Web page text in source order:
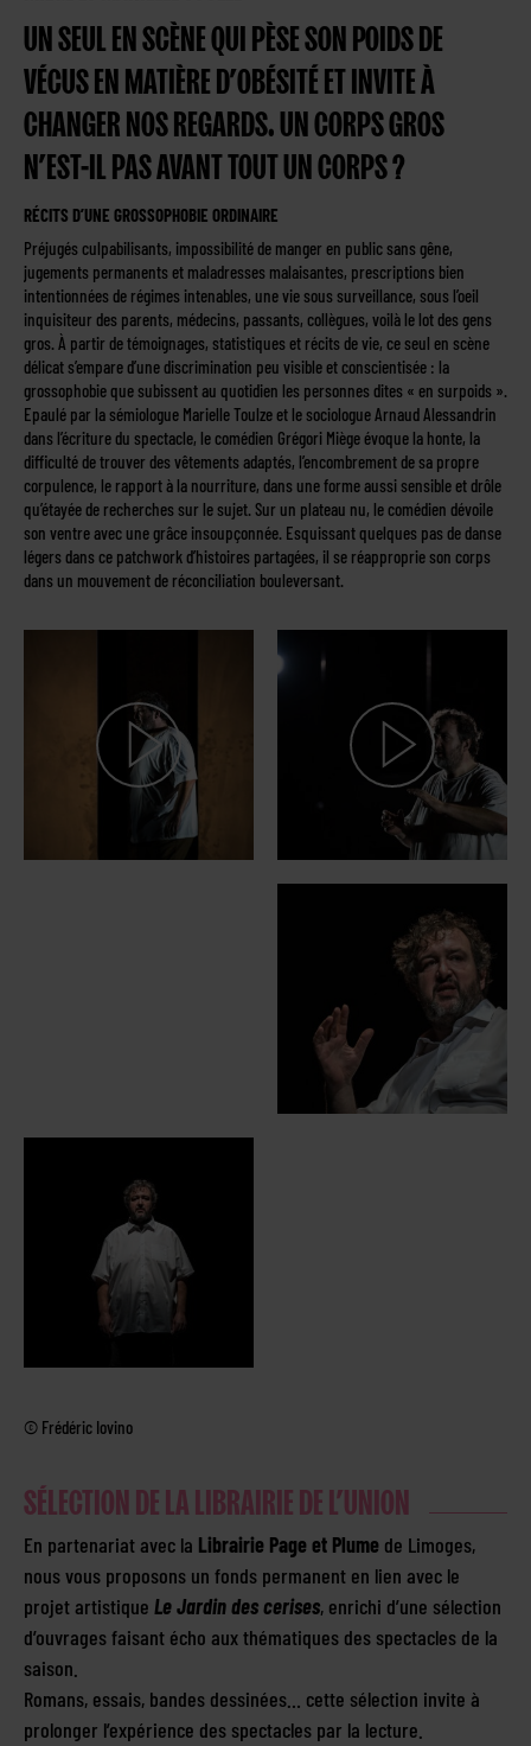
UN SEUL EN SCÈNE QUI PÈSE SON POIDS DE
VÉCUS EN MATIÈRE D’OBÉSITÉ ET INVITE À
CHANGER NOS REGARDS. UN CORPS GROS
N’EST-IL PAS AVANT TOUT UN CORPS ?
RÉCITS D’UNE GROSSOPHOBIE ORDINAIRE
Préjugés culpabilisants, impossibilité de manger en public sans gêne,
jugements permanents et maladresses malaisantes, prescriptions bien
intentionnées de régimes intenables, une vie sous surveillance, sous l’oeil
inquisiteur des parents, médecins, passants, collègues, voilà le lot des gens
gros. À partir de témoignages, statistiques et récits de vie, ce seul en scène
délicat s’empare d’une discrimination peu visible et conscientisée : la
grossophobie que subissent au quotidien les personnes dites « en surpoids ».
Epaulé par la sémiologue Marielle Toulze et le sociologue Arnaud Alessandrin
dans l’écriture du spectacle, le comédien Grégori Miège évoque la honte, la
difficulté de trouver des vêtements adaptés, l’encombrement de sa propre
corpulence, le rapport à la nourriture, dans une forme aussi sensible et drôle
qu’étayée de recherches sur le sujet. Sur un plateau nu, le comédien dévoile
son ventre avec une grâce insoupçonnée. Esquissant quelques pas de danse
légers dans ce patchwork d’histoires partagées, il se réapproprie son corps
dans un mouvement de réconciliation bouleversant.
© Frédéric Iovino
SÉLECTION DE LA LIBRAIRIE DE L’UNION
En partenariat avec la Librairie Page et Plume de Limoges,
nous vous proposons un fonds permanent en lien avec le
projet artistique Le Jardin des cerises, enrichi d’une sélection
d’ouvrages faisant écho aux thématiques des spectacles de la
saison.
Romans, essais, bandes dessinées… cette sélection invite à
prolonger l’expérience des spectacles par la lecture.